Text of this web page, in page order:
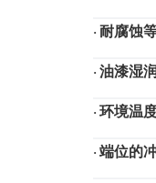
· 耐腐蚀
· 油漆湿
· 环境温
· 端位的